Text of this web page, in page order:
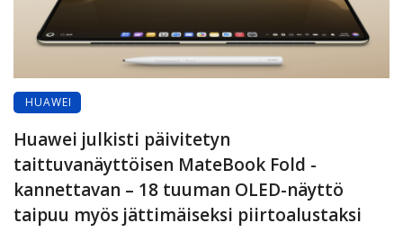
HUAWEI
Huawei julkisti päivitetyn
taittuvanäyttöisen MateBook Fold -
kannettavan – 18 tuuman OLED-näyttö
taipuu myös jättimäiseksi piirtoalustaksi